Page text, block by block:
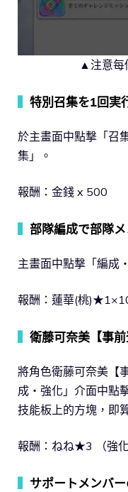
▲注意每
特別召集を1回実
於主畫面中點撃「召
集」。
報酬：金錢 x 500
部隊編成で部隊
主畫面中點撃「編成
報酬：蓮華(桃
衛藤可奈美【事
將角色衛藤可奈美【
成‧強化」介面中點
技能板上的方塊，即
報酬：ねね★3 （強化
サポートメンバ